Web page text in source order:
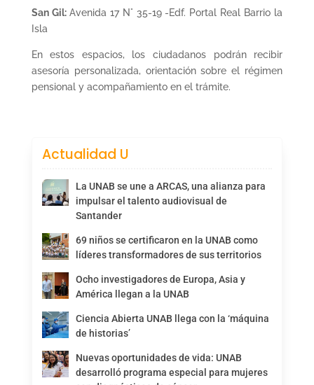
San Gil: Avenida 17 N° 35-19 -Edf. Portal Real Barrio la
Isla
En estos espacios, los ciudadanos podrán recibir
asesoría personalizada, orientación sobre el régimen
pensional y acompañamiento en el trámite.
Actualidad U
La UNAB se une a ARCAS, una alianza para
impulsar el talento audiovisual de
Santander
69 niños se certificaron en la UNAB como
líderes transformadores de sus territorios
Ocho investigadores de Europa, Asia y
América llegan a la UNAB
Ciencia Abierta UNAB llega con la ‘máquina
de historias’
Nuevas oportunidades de vida: UNAB
desarrolló programa especial para mujeres